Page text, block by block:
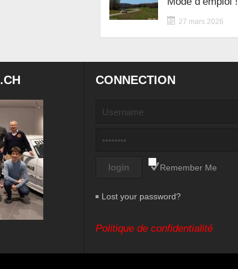
27 mars 2026
CONNECTION
Remember Me
Lost your password?
Politique de confidentialité